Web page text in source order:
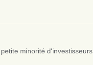
minorité d'investisseurs